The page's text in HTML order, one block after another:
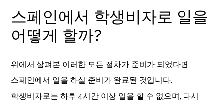
스페인에서 학생비자로 일을
어떻게 할까?
위에서 살펴본 이러한 모든 절차가 준비가 되었다면
스페인에서 일을 하실 준비가 완료된 것입니다.
학생비자로는 하루 4시간 이상 일을 할 수 없으며, 다시